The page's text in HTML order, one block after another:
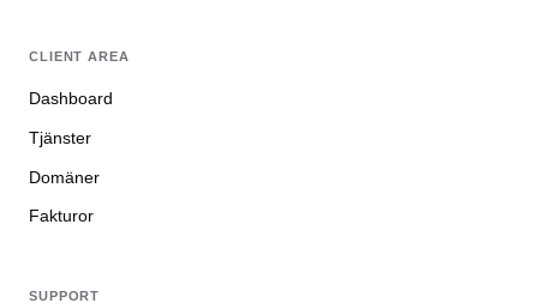
CLIENT AREA
Dashboard
Tjänster
Domäner
Fakturor
SUPPORT